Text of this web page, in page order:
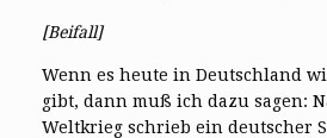
[Beifall]
Wenn es heute in Deutschland
gibt, dann muß ich dazu sagen:
Weltkrieg schrieb ein deutscher